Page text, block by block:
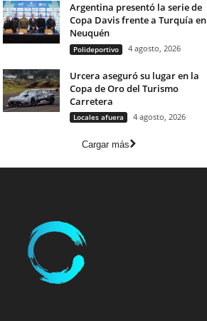
Argentina presentó la serie de
Copa Davis frente a Turquía en
Neuquén
Polideportivo 4 agosto, 2026
Urcera aseguró su lugar en la
Copa de Oro del Turismo
Carretera
Locales afuera 4 agosto, 2026
Cargar más